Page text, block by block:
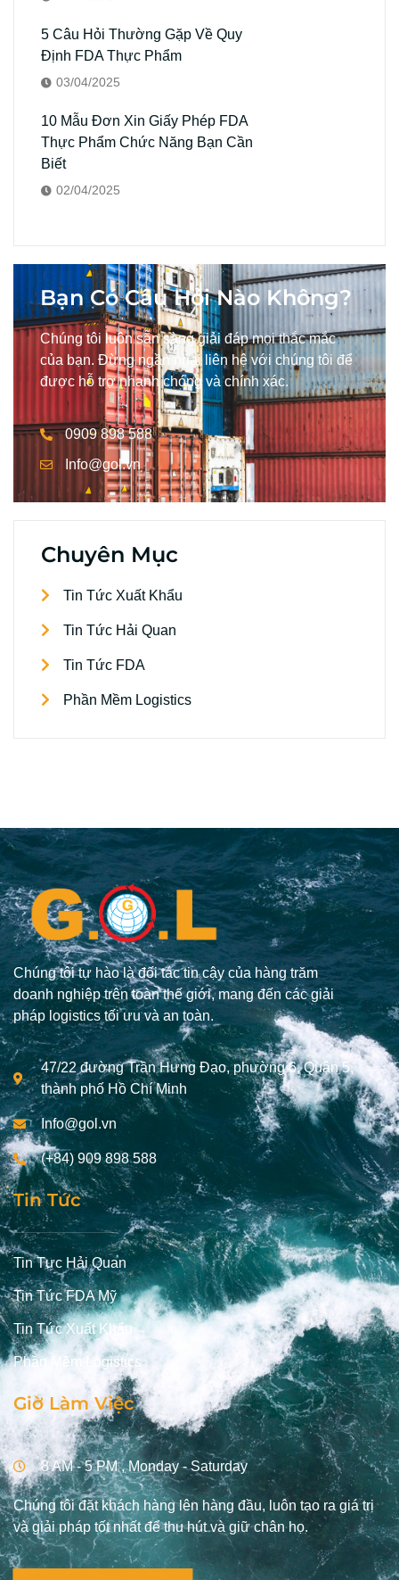
5 Câu Hỏi Thường Gặp Về Quy
Định FDA Thực Phẩm
03/04/2025
10 Mẫu Đơn Xin Giấy Phép FDA
Thực Phẩm Chức Năng Bạn Cần
Biết
02/04/2025
Bạn Có Câu Hỏi Nào Không?
Chúng tôi luôn sẵn sàng giải đáp mọi thắc mắc
của bạn. Đừng ngần ngại liên hệ với chúng tôi để
được hỗ trợ nhanh chóng và chính xác.
0909 898 588
Info@gol.vn
Chuyên Mục
Tin Tức Xuất Khẩu
Tin Tức Hải Quan
Tin Tức FDA
Phần Mềm Logistics
Chúng tôi tự hào là đối tác tin cậy của hàng trăm
doanh nghiệp trên toàn thế giới, mang đến các giải
pháp logistics tối ưu và an toàn.
47/22 đường Trần Hưng Đạo, phường 6, Quận 5,
thành phố Hồ Chí Minh
Info@gol.vn
(+84) 909 898 588
Tin Tức
Tin Tưc Hải Quan
Tin Tức FDA Mỹ
Tin Tức Xuất Khẩu
Phần Mềm Logistics
Giờ Làm Việc
8 AM - 5 PM , Monday - Saturday
Chúng tôi đặt khách hàng lên hàng đầu, luôn tạo ra giá trị
và giải pháp tốt nhất để thu hút và giữ chân họ.